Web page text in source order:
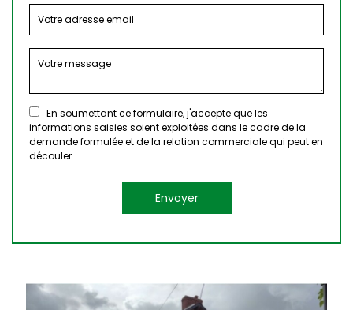
En soumettant ce formulaire, j'accepte que les
informations saisies soient exploitées dans le cadre de la
demande formulée et de la relation commerciale qui peut en
découler.